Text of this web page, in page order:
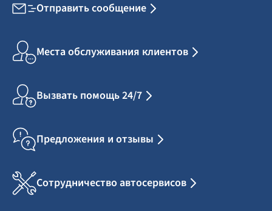
Отправить сообщение
Места обслуживания клиентов
Вызвать помощь 24/7
Предложения и отзывы
Сотрудничество автосервисов